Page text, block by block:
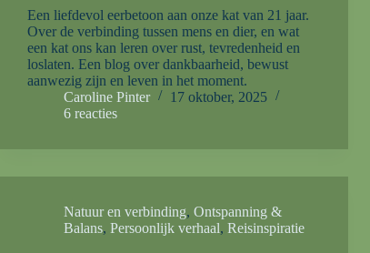
Een liefdevol eerbetoon aan onze kat van 21 jaar.
Over de verbinding tussen mens en dier, en wat
een kat ons kan leren over rust, tevredenheid en
loslaten. Een blog over dankbaarheid, bewust
aanwezig zijn en leven in het moment.
Caroline Pinter
17 oktober, 2025
6 reacties
Natuur en verbinding, Ontspanning &
Balans, Persoonlijk verhaal, Reisinspiratie